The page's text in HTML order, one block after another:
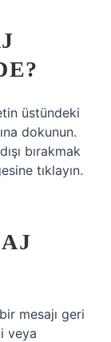
üstündeki
dokunun.
bırakmak
tıklayın.
mesajı geri
veya